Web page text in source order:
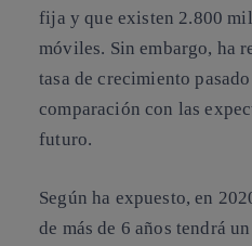
fija y que existen 2.800
móviles. Sin embargo, ha
tasa de crecimiento
comparación con las
futuro.
Según ha expuesto, en
de más de 6 años tendrá